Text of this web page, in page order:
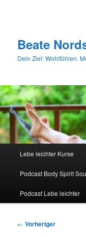
Beate
Dein Ziel: Wohlfühlen.
Lebe leichter Kurse
Podcast Body Spirit
Podcast Lebe leichter
Beitragsnavigation
← Vorheriger